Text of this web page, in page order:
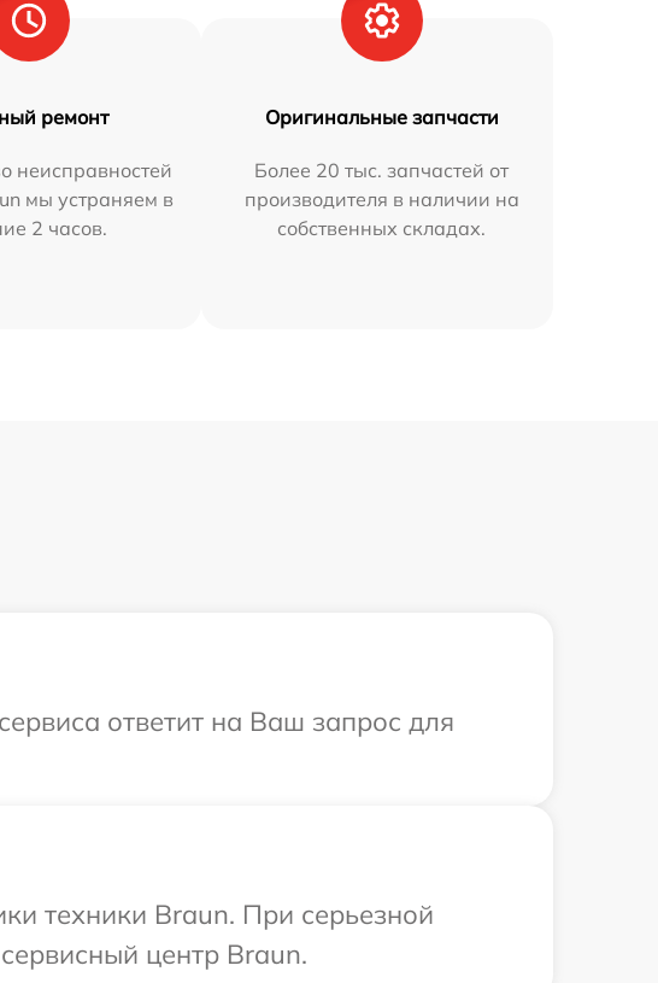
ремонт
неисправностей
мы устраняем в
2 часов.
Оригинальные запчасти
Более 20 тыс. запчастей от
производителя в наличии на
собственных складах.
ответит на Ваш запрос для
техники Braun. При серьезной
центр Braun.